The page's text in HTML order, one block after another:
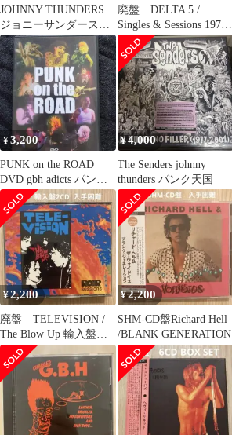
JOHNNY THUNDERS
ジョニーサンダース
HURT ME Tシャツ
廃盤 DELTA 5 /
Singles & Sessions 1979-
81
¥3,200
PUNK on the ROAD
DVD gbh adicts パンク
天国
¥4,000
The Senders johnny
thunders パンク天国
¥2,200
廃盤 TELEVISION /
The Blow Up 輸入盤 2
枚組
¥2,200
SHM-CD盤Richard Hell
/BLANK GENERATION